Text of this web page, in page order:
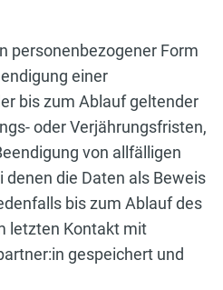
personenbezogener Form
einer
bis zum Ablauf geltender
oder Verjährungsfristen,
von allfälligen
die Daten als Beweis
bis zum Ablauf des
letzten Kontakt mit
gespeichert und